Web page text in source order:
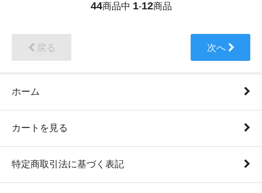
44商品中 1-12商品
戻る 次へ
ホーム
カートを見る
特定商取引法に基づく表記